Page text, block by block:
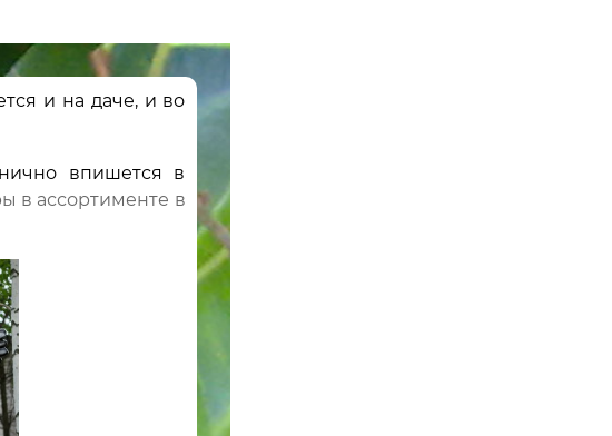
и на даче, и во
впишется в
в ассортименте в